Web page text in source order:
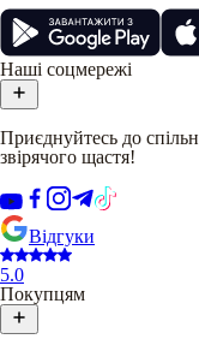
Наші соцмережі
Приєднуйтесь до
звірячого щастя!
Відгуки
5.0
Покупцям